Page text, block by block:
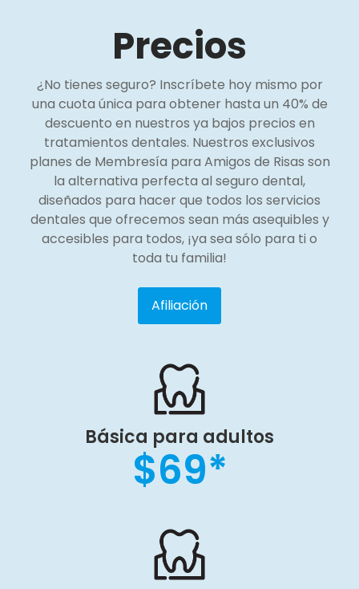
Precios
¿No tienes seguro? Inscríbete hoy mismo por
una cuota única para obtener hasta un 40% de
descuento en nuestros ya bajos precios en
tratamientos dentales. Nuestros exclusivos
planes de Membresía para Amigos de Risas son
la alternativa perfecta al seguro dental,
diseñados para hacer que todos los servicios
dentales que ofrecemos sean más asequibles y
accesibles para todos, ¡ya sea sólo para ti o
toda tu familia!
Afiliación
Básica para adultos
$69*